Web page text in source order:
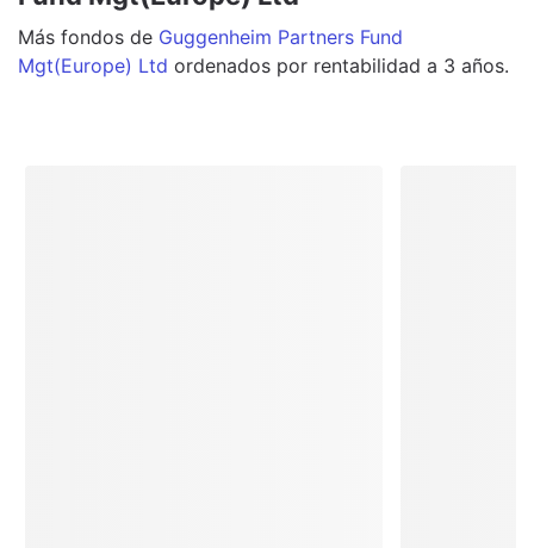
Más fondos de Guggenheim Partners Fund
Mgt(Europe) Ltd ordenados por rentabilidad a 3 años.